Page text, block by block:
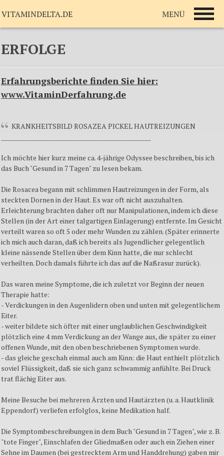
ERFOLGE
Erfahrungsberichte finden Sie hier:
www.VitaminDerfahrung.de
KRANKHEITSBILD ROSAZEA PICKEL HAUTREIZUNGEN
Ich möchte hier kurz meine ca. 4-jährige Odyssee beschreiben, bis ich
das Buch "Gesund in 7 Tagen" zu lesen bekam.
Die Rosacea begann mit schlimmen Hautreizungen in der Form, als
steckten Dornen in der Haut. Es war oft nicht auszuhalten.
Erleichterung brachten daher oft nur Manipulationen, indem ich diese
Stellen (in der Art einer talgartigen Einlagerung) entfernte. Im Gesicht
verteilt waren so oft 5 oder mehr Wunden zu zählen. (Später erinnerte
ich mich auch daran, daß ich bereits als Jugendlicher gelegentlich
kleine nässende Stellen über dem Kinn hatte, die nur schlecht
verheilten. Doch damals führte ich das auf die Naßrasur zurück).
Das waren meine Symptome, die ich zuletzt vor Beginn der neuen
Therapie hatte:
- Verdickungen in den Augenlidern oben und unten mit gelegentlichem
Eiter.
- weiter bildete sich öfter mit einer unglaublichen Geschwindigkeit
plötzlich eine 4 mm Verdickung an der Wange aus, die später zu einer
offenen Wunde, mit den oben beschriebenen Symptomen wurde.
- das gleiche geschah einmal auch am Kinn: die Haut enthielt plötzlich
soviel Flüssigkeit, daß sie sich ganz schwammig anfühlte. Bei Druck
trat flächig Eiter aus.
Meine Besuche bei mehreren Ärzten und Hautärzten (u. a. Hautklinik
Eppendorf) verliefen erfolglos, keine Medikation half.
Die Symptombeschreibungen in dem Buch "Gesund in 7 Tagen", wie z. B.
"tote Finger", Einschlafen der Gliedmaßen oder auch ein Ziehen einer
Sehne im Daumen (bei gestrecktem Arm und Handdrehung) gaben mir
VITAMINDELTA.DE MENÜ